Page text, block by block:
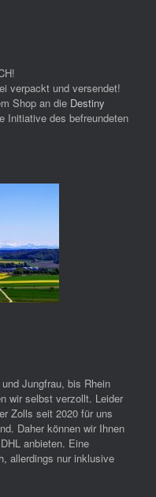
verpackt und versendet!
Shop an die Destiny
Initiative des befreundeten
Jungfrau, bis Rhein
wir selbst verzollt. Leider
Zolls seit 2020 für uns
Daher können wir Ihnen
anbieten. Eine
allerdings nur inklusive